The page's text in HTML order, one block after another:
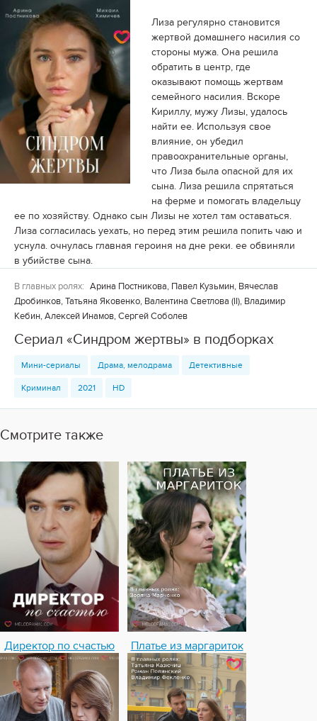
Лиза регулярно становится
жертвой домашнего насилия со
стороны мужа. Она решила
обратить в центр, где
оказывают помощь жертвам
семейного насилия. Вскоре
Кириллу, мужу Лизы, удалось
найти ее. Используя свое
влияние, он убедил
правоохранительные органы,
что Лиза была опасной для их
сына. Лиза решила спрятаться
на ферме и помогать владельцу
ее по хозяйству. Однако сын Лизы не хотел там оставаться.
Лиза согласилась уехать, но перед этим решила попить чаю и
уснула. очнулась главная героиня на дне реки. ее обвиняли
в убийстве сына.
В главных ролях: Арина Постникова, Павел Кузьмин, Вячеслав
Дробинков, Татьяна Яковенко, Валентина Светлова (II), Владимир
Кебин, Алексей Инамов, Сергей Соболев
Сериал «Синдром жертвы» в подборках
Мини-сериалы Драма, мелодрама Детективные
Криминал 2021 HD
Смотрите также
Директор по счастью Платье из маргариток